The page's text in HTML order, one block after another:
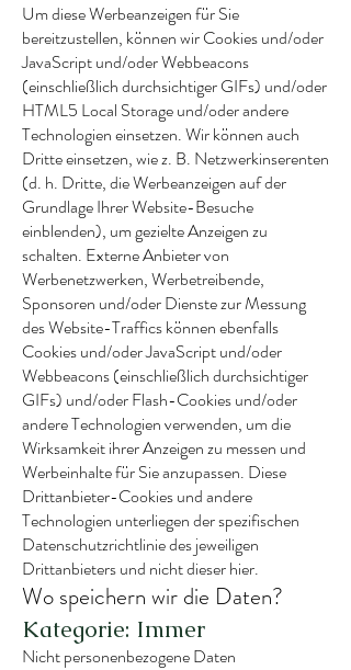
Um diese Werbeanzeigen für Sie
bereitzustellen, können wir Cookies und/oder
JavaScript und/oder Webbeacons
(einschließlich durchsichtiger GIFs) und/oder
HTML5 Local Storage und/oder andere
Technologien einsetzen. Wir können auch
Dritte einsetzen, wie z. B. Netzwerkinserenten
(d. h. Dritte, die Werbeanzeigen auf der
Grundlage Ihrer Website-Besuche
einblenden), um gezielte Anzeigen zu
schalten. Externe Anbieter von
Werbenetzwerken, Werbetreibende,
Sponsoren und/oder Dienste zur Messung
des Website-Traffics können ebenfalls
Cookies und/oder JavaScript und/oder
Webbeacons (einschließlich durchsichtiger
GIFs) und/oder Flash-Cookies und/oder
andere Technologien verwenden, um die
Wirksamkeit ihrer Anzeigen zu messen und
Werbeinhalte für Sie anzupassen. Diese
Drittanbieter-Cookies und andere
Technologien unterliegen der spezifischen
Datenschutzrichtlinie des jeweiligen
Drittanbieters und nicht dieser hier.
Wo speichern wir die Daten?
Kategorie: Immer
Nicht personenbezogene Daten